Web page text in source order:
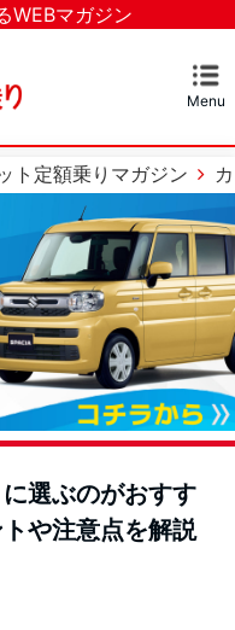
WEBマガジン
Menu
ト定額乗りマガジン
選ぶのがおすす
や注意点を解説